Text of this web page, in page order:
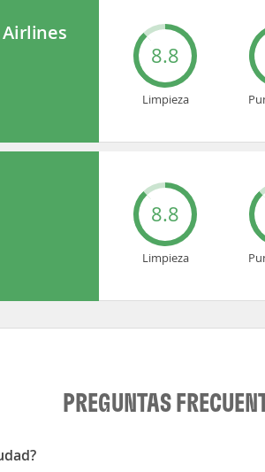
8.8
Limpieza
8.8
Limpieza
PREGUNTAS